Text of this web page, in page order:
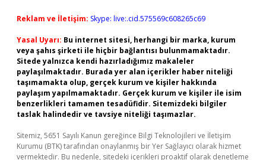
Reklam ve İletişim: Skype: live:.cid.575569c608265c69
Yasal Uyarı: Bu internet sitesi, herhangi bir marka, kurum
veya şahıs şirketi ile hiçbir bağlantısı bulunmamaktadır.
Sitede yalnızca kendi hazırladığımız makaleler
paylaşılmaktadır. Burada yer alan içerikler haber niteliği
taşımamakta olup, gerçek kurum ve kişiler hakkında
paylaşım yapılmamaktadır. Gerçek kurum ve kişiler ile isim
benzerlikleri tamamen tesadüfidir. Sitemizdeki bilgiler
taslak halindedir ve tavsiye niteliği taşımazlar.
Sitemiz, 5651 Sayılı Kanun gereğince Bilgi Teknolojileri ve İletişim
Kurumu (BTK) tarafından onaylanmış bir Yer Sağlayıcı olarak hizmet
vermektedir. Bu nedenle, sitedeki içerikleri proaktif olarak denetleme